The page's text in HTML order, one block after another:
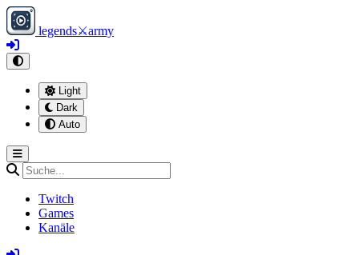
legends⚔army
Light
Dark
Auto
Twitch
Games
Kanäle